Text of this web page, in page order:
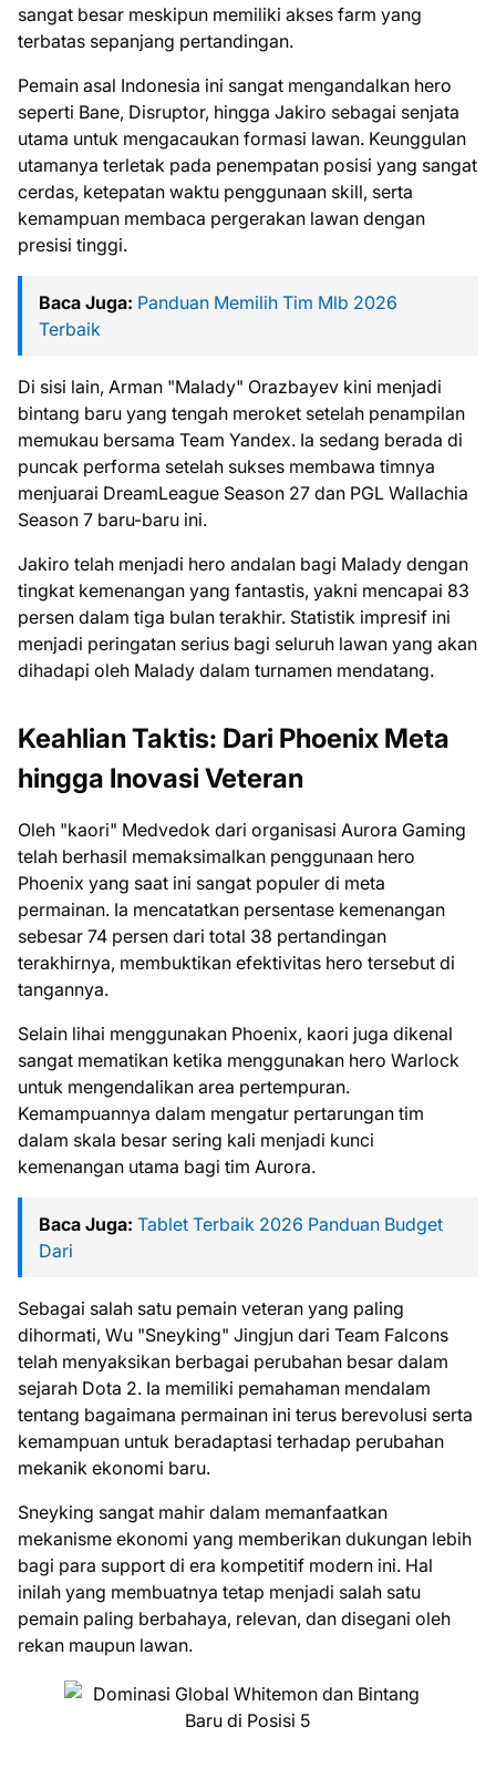
sangat besar meskipun memiliki akses farm yang
terbatas sepanjang pertandingan.
Pemain asal Indonesia ini sangat mengandalkan hero
seperti Bane, Disruptor, hingga Jakiro sebagai senjata
utama untuk mengacaukan formasi lawan. Keunggulan
utamanya terletak pada penempatan posisi yang sangat
cerdas, ketepatan waktu penggunaan skill, serta
kemampuan membaca pergerakan lawan dengan
presisi tinggi.
Baca Juga: Panduan Memilih Tim Mlb 2026
Terbaik
Di sisi lain, Arman "Malady" Orazbayev kini menjadi
bintang baru yang tengah meroket setelah penampilan
memukau bersama Team Yandex. Ia sedang berada di
puncak performa setelah sukses membawa timnya
menjuarai DreamLeague Season 27 dan PGL Wallachia
Season 7 baru-baru ini.
Jakiro telah menjadi hero andalan bagi Malady dengan
tingkat kemenangan yang fantastis, yakni mencapai 83
persen dalam tiga bulan terakhir. Statistik impresif ini
menjadi peringatan serius bagi seluruh lawan yang akan
dihadapi oleh Malady dalam turnamen mendatang.
Keahlian Taktis: Dari Phoenix Meta
hingga Inovasi Veteran
Oleh "kaori" Medvedok dari organisasi Aurora Gaming
telah berhasil memaksimalkan penggunaan hero
Phoenix yang saat ini sangat populer di meta
permainan. Ia mencatatkan persentase kemenangan
sebesar 74 persen dari total 38 pertandingan
terakhirnya, membuktikan efektivitas hero tersebut di
tangannya.
Selain lihai menggunakan Phoenix, kaori juga dikenal
sangat mematikan ketika menggunakan hero Warlock
untuk mengendalikan area pertempuran.
Kemampuannya dalam mengatur pertarungan tim
dalam skala besar sering kali menjadi kunci
kemenangan utama bagi tim Aurora.
Baca Juga: Tablet Terbaik 2026 Panduan Budget
Dari
Sebagai salah satu pemain veteran yang paling
dihormati, Wu "Sneyking" Jingjun dari Team Falcons
telah menyaksikan berbagai perubahan besar dalam
sejarah Dota 2. Ia memiliki pemahaman mendalam
tentang bagaimana permainan ini terus berevolusi serta
kemampuan untuk beradaptasi terhadap perubahan
mekanik ekonomi baru.
Sneyking sangat mahir dalam memanfaatkan
mekanisme ekonomi yang memberikan dukungan lebih
bagi para support di era kompetitif modern ini. Hal
inilah yang membuatnya tetap menjadi salah satu
pemain paling berbahaya, relevan, dan disegani oleh
rekan maupun lawan.